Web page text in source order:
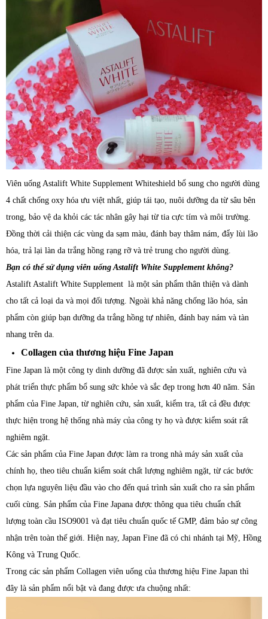
Viên uống Astalift White Supplement Whiteshield bổ sung cho người dùng
4 chất chống oxy hóa ưu việt nhất, giúp tái tạo, nuôi dưỡng da từ sâu bên
trong, bảo vệ da khỏi các tác nhân gây hại từ tia cực tím và môi trường.
Đồng thời cải thiện các vùng da sạm màu, đánh bay thâm nám, đẩy lùi lão
hóa, trả lại làn da trắng hồng rạng rỡ và trẻ trung cho người dùng.
Bạn có thể sử dụng viên uống Astalift White Supplement không?
Astalift Astalift White Supplement là một sản phẩm thân thiện và dành
cho tất cả loại da và mọi đối tượng. Ngoài khả năng chống lão hóa, sản
phẩm còn giúp bạn dưỡng da trắng hồng tự nhiên, đánh bay nám và tàn
nhang trên da.
Collagen của thương hiệu Fine Japan
Fine Japan là một công ty dinh dưỡng đã được sản xuất, nghiên cứu và
phát triển thực phẩm bổ sung sức khỏe và sắc đẹp trong hơn 40 năm. Sản
phẩm của Fine Japan, từ nghiên cứu, sản xuất, kiểm tra, tất cả đều được
thực hiện trong hệ thống nhà máy của công ty họ và được kiểm soát rất
nghiêm ngặt.
Các sản phẩm của Fine Japan được làm ra trong nhà máy sản xuất của
chính họ, theo tiêu chuẩn kiểm soát chất lượng nghiêm ngặt, từ các bước
chọn lựa nguyên liệu đầu vào cho đến quá trình sản xuất cho ra sản phẩm
cuối cùng. Sản phẩm của Fine Japana được thông qua tiêu chuẩn chất
lượng toàn cầu ISO9001 và đạt tiêu chuẩn quốc tế GMP, đảm bảo sự công
nhận trên toàn thế giới. Hiện nay, Japan Fine đã có chi nhánh tại Mỹ, Hồng
Kông và Trung Quốc.
Trong các sản phẩm Collagen viên uống của thương hiệu Fine Japan thì
đây là sản phẩm nổi bật và đang được ưa chuộng nhất: